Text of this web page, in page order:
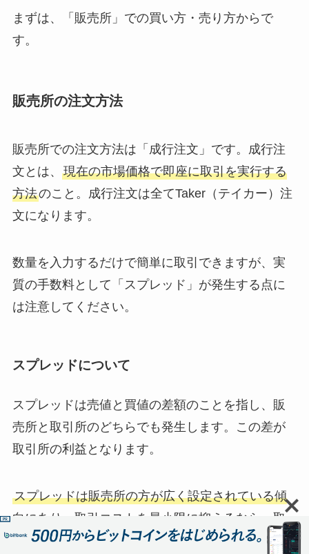
まずは、「販売所」での買い方・売り方からで
す。
販売所の注文方法
販売所での注文方法は「成行注文」です。成行注
文とは、 現在の市場価格で即座に取引を実行する
方法のこと。成行注文は全てTaker（テイカー）注
文になります。
数量を入力するだけで簡単に取引できますが、実
質の手数料として「スプレッド」が発生する点に
は注意してください。
スプレッドについて
スプレッドは売値と買値の差額のことを指し、販
売所と取引所のどちらでも発生します。この差が
取引所の利益となります。
スプレッドは販売所の方が広く設定されている傾
向にあり、取引コストを最小限に抑えるなら、取
引所での取引がおすすめです。